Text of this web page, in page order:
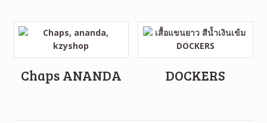
Chaps ANANDA DOCKERS